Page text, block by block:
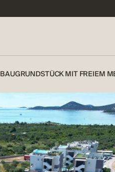
BAUGRUNDSTÜCK MIT FREIEM